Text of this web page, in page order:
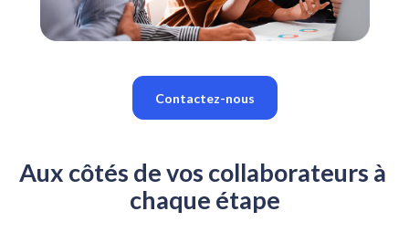
Contactez-nous
Aux côtés de vos collaborateurs à
chaque étape